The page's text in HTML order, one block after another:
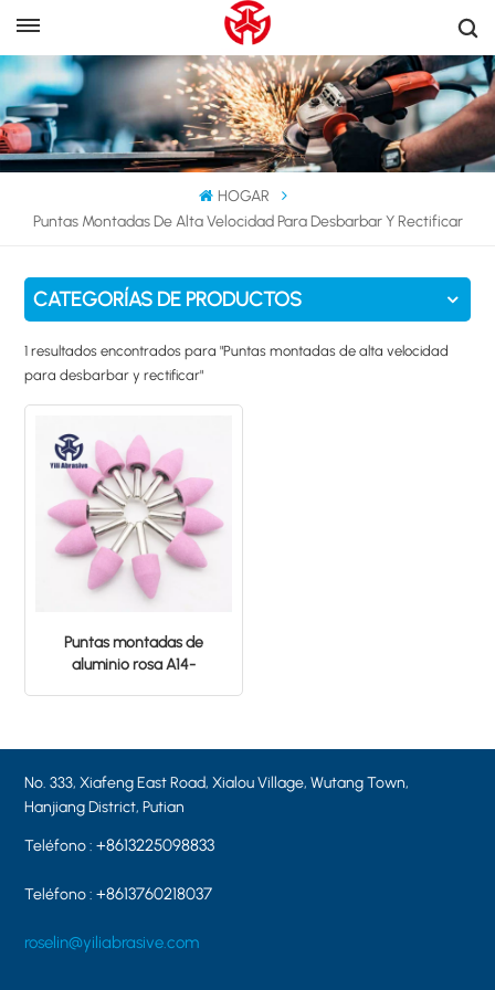
HOGAR
Puntas Montadas De Alta Velocidad Para Desbarbar Y Rectificar
CATEGORÍAS DE PRODUCTOS
1 resultados encontrados para "Puntas montadas de alta velocidad
para desbarbar y rectificar"
Puntas montadas de
aluminio rosa A14-
No. 333, Xiafeng East Road, Xialou Village, Wutang Town,
Hanjiang District, Putian
Teléfono :+8613225098833
Teléfono :+8613760218037
roselin@yiliabrasive.com